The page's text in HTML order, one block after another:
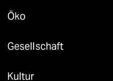
Öko
Gesellschaft
Kultur